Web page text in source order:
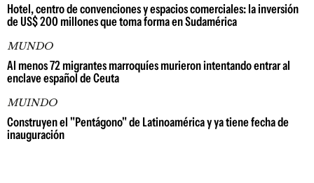
Hotel, centro de convenciones y espacios comerciales: la inversión
de US$ 200 millones que toma forma en Sudamérica
MUNDO
Al menos 72 migrantes marroquíes murieron intentando entrar al
enclave español de Ceuta
MUINDO
Construyen el "Pentágono" de Latinoamérica y ya tiene fecha de
inauguración